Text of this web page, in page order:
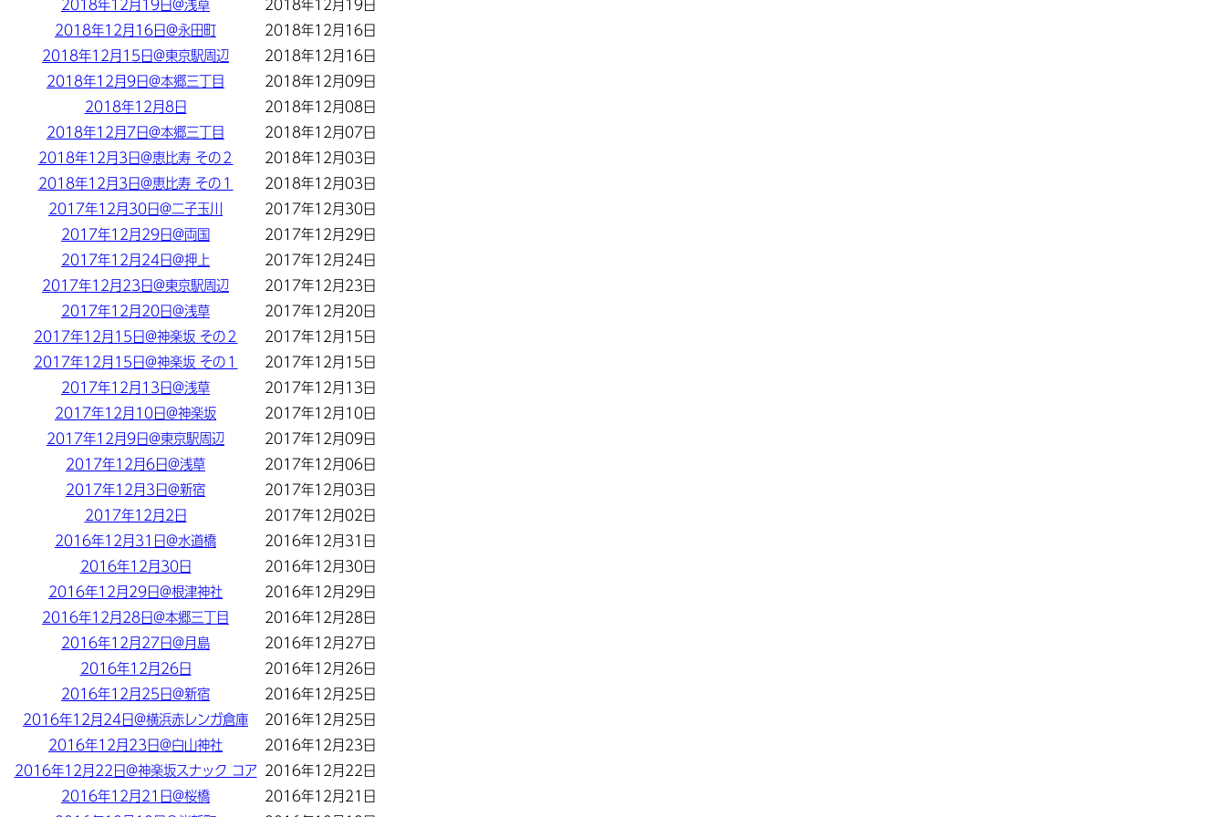
2018年12月19日@浅草
2018年12月19日
2018年12月16日@永田町
2018年12月16日
2018年12月15日@東京駅周辺
2018年12月16日
2018年12月9日@本郷三丁目
2018年12月09日
2018年12月8日
2018年12月08日
2018年12月7日@本郷三丁目
2018年12月07日
2018年12月3日@恵比寿 その２
2018年12月03日
2018年12月3日@恵比寿 その１
2018年12月03日
2017年12月30日@二子玉川
2017年12月30日
2017年12月29日@両国
2017年12月29日
2017年12月24日@押上
2017年12月24日
2017年12月23日@東京駅周辺
2017年12月23日
2017年12月20日@浅草
2017年12月20日
2017年12月15日@神楽坂 その２
2017年12月15日
2017年12月15日@神楽坂 その１
2017年12月15日
2017年12月13日@浅草
2017年12月13日
2017年12月10日@神楽坂
2017年12月10日
2017年12月9日@東京駅周辺
2017年12月09日
2017年12月6日@浅草
2017年12月06日
2017年12月3日@新宿
2017年12月03日
2017年12月2日
2017年12月02日
2016年12月31日@水道橋
2016年12月31日
2016年12月30日
2016年12月30日
2016年12月29日@根津神社
2016年12月29日
2016年12月28日@本郷三丁目
2016年12月28日
2016年12月27日@月島
2016年12月27日
2016年12月26日
2016年12月26日
2016年12月25日@新宿
2016年12月25日
2016年12月24日@横浜赤レンガ倉庫
2016年12月25日
2016年12月23日@白山神社
2016年12月23日
2016年12月22日@神楽坂スナック コア
2016年12月22日
2016年12月21日@桜橋
2016年12月21日